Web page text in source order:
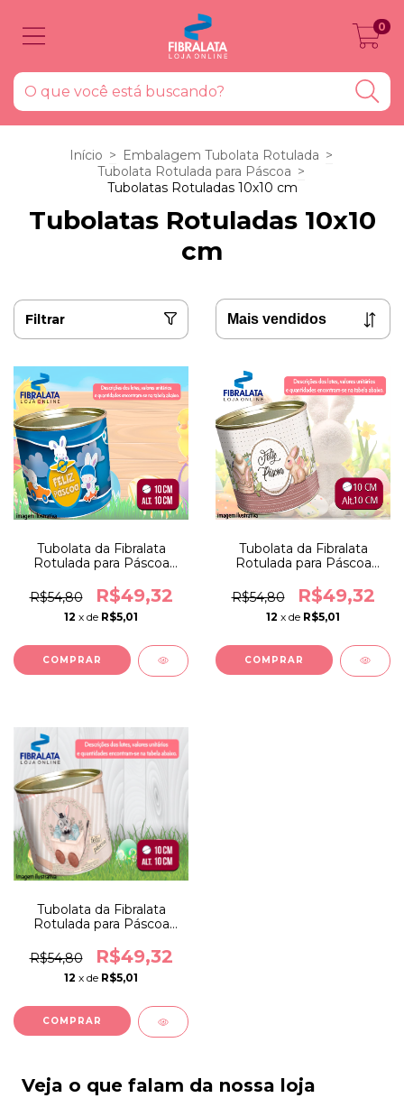
0
Início > Embalagem Tubolata Rotulada >
Tubolata Rotulada para Páscoa >
Tubolatas Rotuladas 10x10 cm
Tubolatas Rotuladas 10x10
cm
Filtrar
Tubolata da Fibralata
Rotulada para Páscoa
R$54,80
R$49,32
12 x de R$5,01
COMPRAR
Tubolata da Fibralata
Rotulada para Páscoa
R$54,80
R$49,32
12 x de R$5,01
COMPRAR
Tubolata da Fibralata
Rotulada para Páscoa
R$54,80
R$49,32
12 x de R$5,01
COMPRAR
Veja o que falam da nossa loja